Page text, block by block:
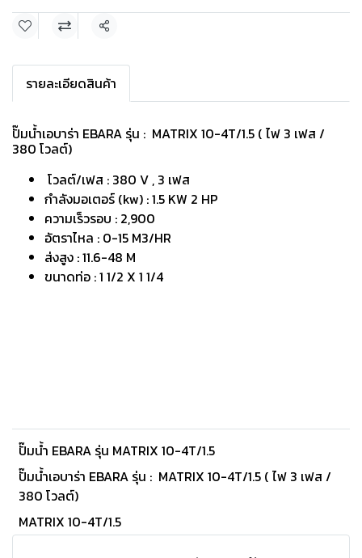
แชร์
รายละเอียดสินค้า
ปั๊มน้ำเอบาร่า EBARA รุ่น : MATRIX 10-4T/1.5 ( ไฟ 3 เฟส /
380 โวลต์)
โวลต์/เฟส : 380 V , 3 เฟส
กำลังมอเตอร์ (kw) : 1.5 KW 2 HP
ความเร็วรอบ : 2,900
อัตราไหล : 0-15 M3/HR
ส่งสูง : 11.6-48 M
ขนาดท่อ : 1 1/2 X 1 1/4
ปั๊มน้ำ EBARA รุ่น MATRIX 10-4T/1.5
ปั๊มน้ำเอบาร่า EBARA รุ่น : MATRIX 10-4T/1.5 ( ไฟ 3 เฟส /
380 โวลต์)
MATRIX 10-4T/1.5